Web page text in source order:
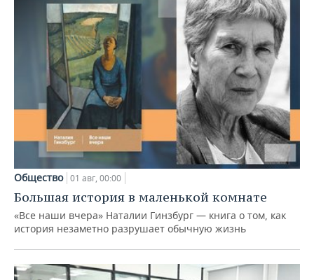
Общество 01 авг, 00:00
Большая история в маленькой комнате
«Все наши вчера» Наталии Гинзбург — книга о том, как
история незаметно разрушает обычную жизнь